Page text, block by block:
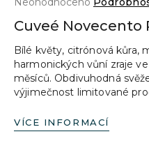
produktu
0,0
z
5
hvězdiček.
Cuveé Novecento
Bílé květy, citrónová kůra,
harmonických vůní zraje
měsíců. Obdivuhodná
výjimečnost limitované
VÍCE INFORMACÍ
a
j
í
t
?